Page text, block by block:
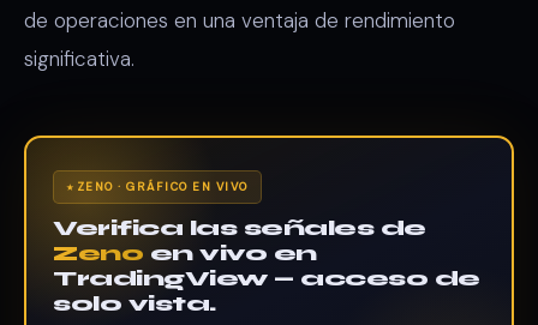
de operaciones en una ventaja de rendimiento
significativa.
ZENO · GRÁFICO EN VIVO
Verifica las señales de
Zeno en vivo en
TradingView — acceso de
solo vista.